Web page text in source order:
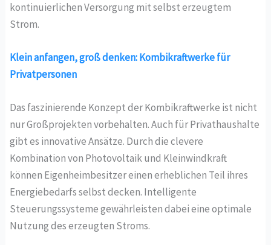
kontinuierlichen Versorgung mit selbst erzeugtem
Strom.
Klein anfangen, groß denken: Kombikraftwerke für
Privatpersonen
Das faszinierende Konzept der Kombikraftwerke ist nicht
nur Großprojekten vorbehalten. Auch für Privathaushalte
gibt es innovative Ansätze. Durch die clevere
Kombination von Photovoltaik und Kleinwindkraft
können Eigenheimbesitzer einen erheblichen Teil ihres
Energiebedarfs selbst decken. Intelligente
Steuerungssysteme gewährleisten dabei eine optimale
Nutzung des erzeugten Stroms.